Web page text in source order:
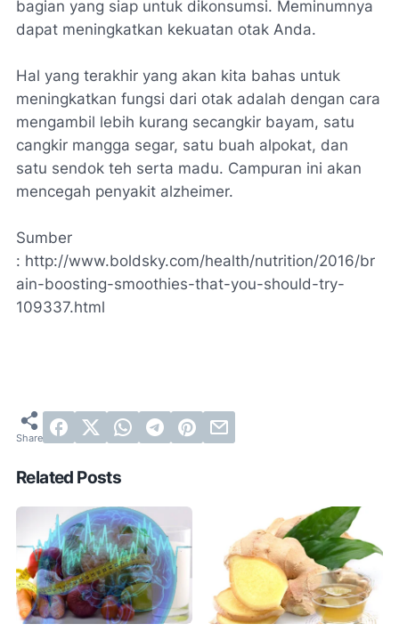
bagian yang siap untuk dikonsumsi. Meminumnya
dapat meningkatkan kekuatan otak Anda.
Hal yang terakhir yang akan kita bahas untuk
meningkatkan fungsi dari otak adalah dengan cara
mengambil lebih kurang secangkir bayam, satu
cangkir mangga segar, satu buah alpokat, dan
satu sendok teh serta madu. Campuran ini akan
mencegah penyakit alzheimer.
Sumber
: http://www.boldsky.com/health/nutrition/2016/br
ain-boosting-smoothies-that-you-should-try-
109337.html
Related Posts